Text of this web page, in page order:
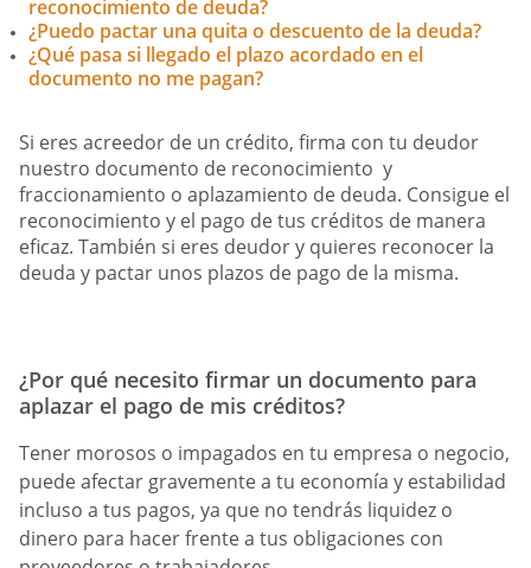
reconocimiento de deuda?
¿Puedo pactar una quita o descuento de la deuda?
¿Qué pasa si llegado el plazo acordado en el
documento no me pagan?
Si eres acreedor de un crédito, firma con tu deudor
nuestro documento de reconocimiento y
fraccionamiento o aplazamiento de deuda. Consigue el
reconocimiento y el pago de tus créditos de manera
eficaz. También si eres deudor y quieres reconocer la
deuda y pactar unos plazos de pago de la misma.
¿Por qué necesito firmar un documento para
aplazar el pago de mis créditos?
Tener morosos o impagados en tu empresa o negocio,
puede afectar gravemente a tu economía y estabilidad
incluso a tus pagos, ya que no tendrás liquidez o
dinero para hacer frente a tus obligaciones con